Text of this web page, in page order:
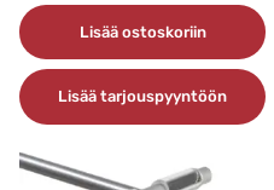
Lisää ostoskoriin
Lisää tarjouspyyntöön